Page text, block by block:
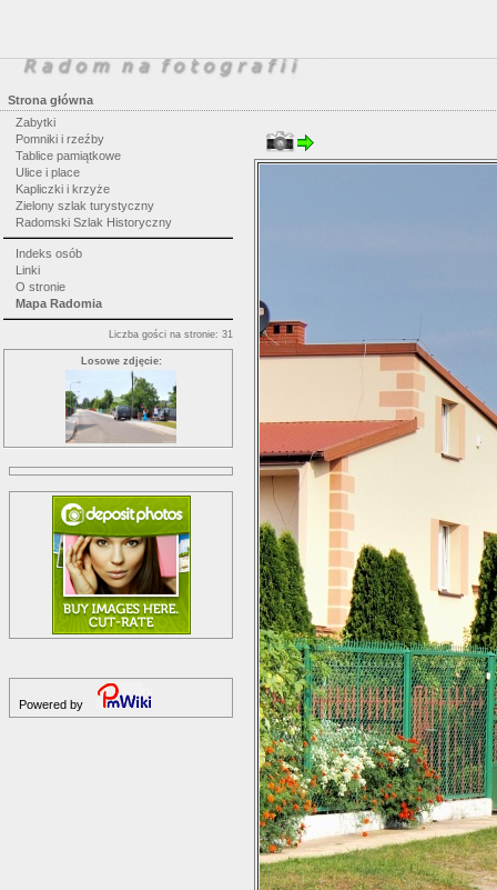
Strona główna
Zabytki
Pomniki i rzeźby
Tablice pamiątkowe
Ulice i place
Kapliczki i krzyże
Zielony szlak turystyczny
Radomski Szlak Historyczny
Indeks osób
Linki
O stronie
Mapa Radomia
Liczba gości na stronie: 31
Losowe zdjęcie:
Powered by